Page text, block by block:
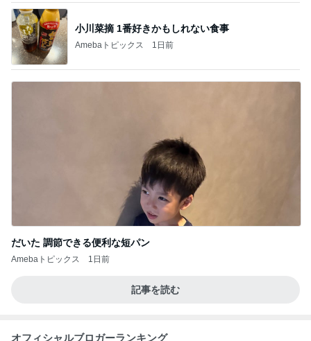
小川菜摘 1番好きかもしれない食事
Amebaトピックス 1日前
だいた 調節できる便利な短パン
Amebaトピックス 1日前
記事を読む
オフィシャルブロガーランキング